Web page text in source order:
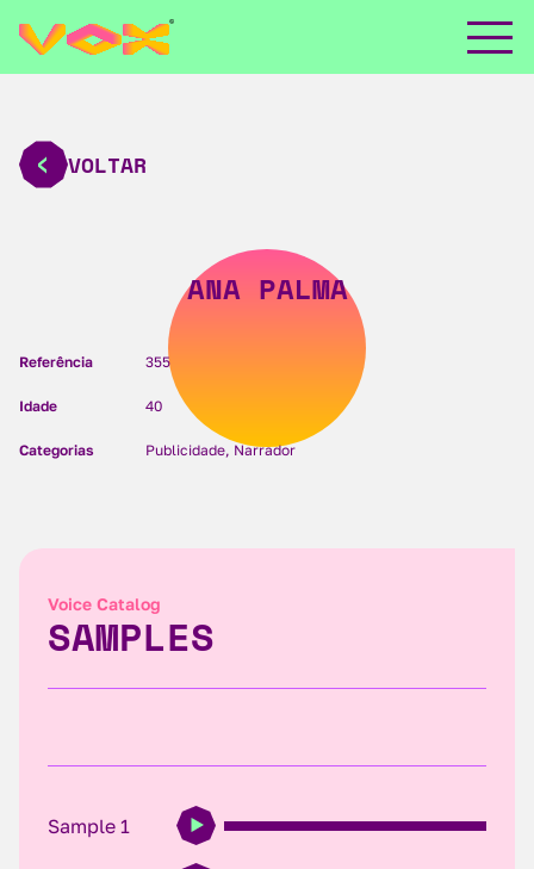
VOLTAR
ANA PALMA
Referência 355
Idade 40
Categorias Publicidade, Narrador
Voice Catalog
SAMPLES
Sample 1